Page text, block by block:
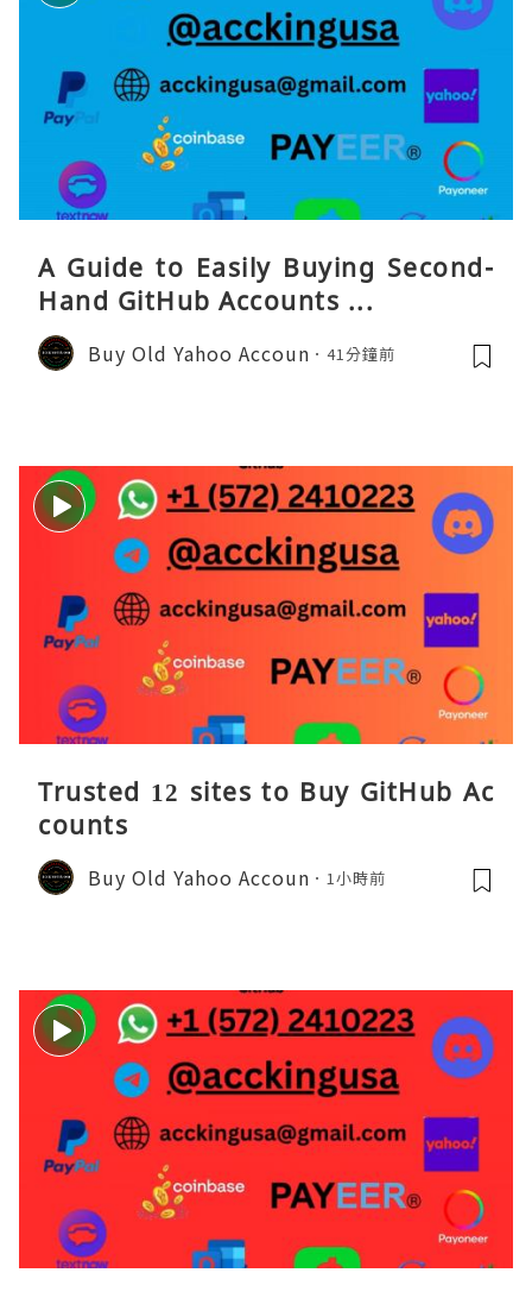
A Guide to Easily Buying Second-
Hand GitHub Accounts ...
Buy Old Yahoo Accoun 41分鐘前
Trusted 12 sites to Buy GitHub Ac
counts
Buy Old Yahoo Accoun 1小時前